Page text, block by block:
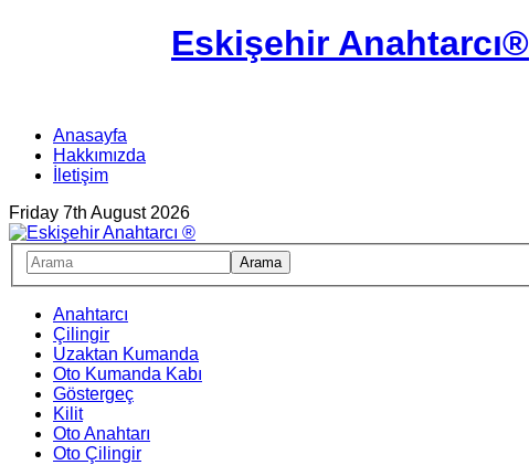
Eskişehir Anahtarcı®
Anasayfa
Hakkımızda
İletişim
Friday 7th August 2026
Anahtarcı
Çilingir
Uzaktan Kumanda
Oto Kumanda Kabı
Göstergeç
Kilit
Oto Anahtarı
Oto Çilingir